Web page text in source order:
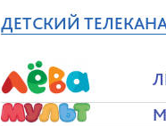
ДЕТСКИЙ